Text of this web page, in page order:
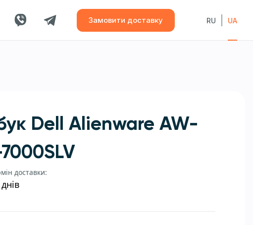
Замовити доставку RU UA
Dell Alienware AW-
доставки: